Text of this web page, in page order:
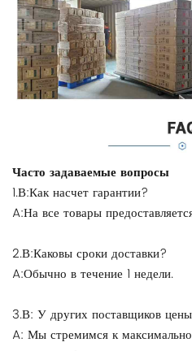
Часто задаваемые вопросы
1.В:Как насчет гарантии?
A:На все товары
2.В:Каковы сроки доставки?
A:Обычно в течение 1 недели.
3.В: У других поставщиков
A: Мы стремимся к